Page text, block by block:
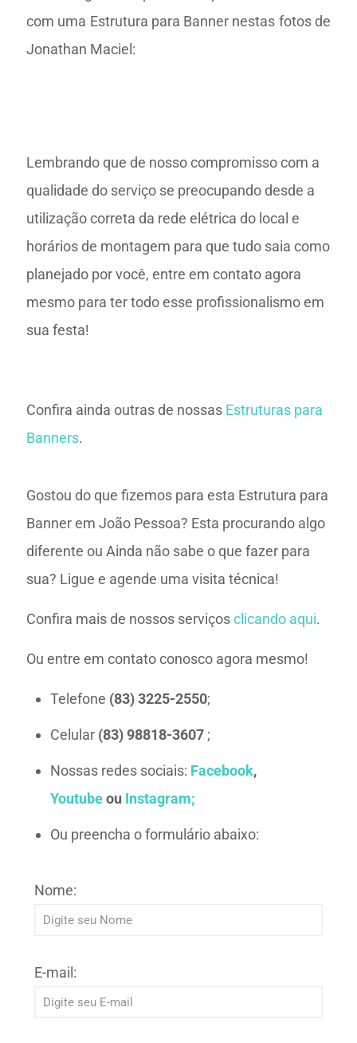
com uma Estrutura para Banner nestas fotos de
Jonathan Maciel:
Lembrando que de nosso compromisso com a
qualidade do serviço se preocupando desde a
utilização correta da rede elétrica do local e
horários de montagem para que tudo saia como
planejado por você, entre em contato agora
mesmo para ter todo esse profissionalismo em
sua festa!
Confira ainda outras de nossas Estruturas para
Banners.
Gostou do que fizemos para esta Estrutura para
Banner em João Pessoa? Esta procurando algo
diferente ou Ainda não sabe o que fazer para
sua? Ligue e agende uma visita técnica!
Confira mais de nossos serviçosclicando aqui.
Ou entre em contato conosco agora mesmo!
Telefone (83) 3225-2550;
Celular (83) 98818-3607 ;
Nossas redes sociais: Facebook,
Youtubeou Instagram;
Ou preencha o formulário abaixo:
Nome:
E-mail: